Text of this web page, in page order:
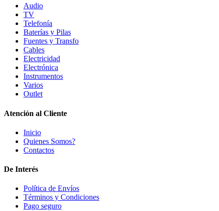
Audio
TV
Telefonía
Baterías y Pilas
Fuentes y Transfo
Cables
Electricidad
Electrónica
Instrumentos
Varios
Outlet
Atención al Cliente
Inicio
Quienes Somos?
Contactos
De Interés
Política de Envíos
Términos y Condiciones
Pago seguro